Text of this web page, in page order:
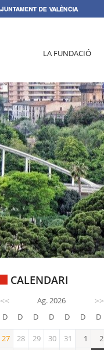
LA FUNDACIÓ
CALENDARI
<< Ag. 2026 >>
D D D D D D D
27 28 29 30 31 1
2